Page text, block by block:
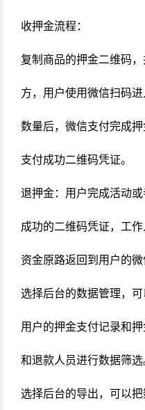
收押金流程：
复制商品的押金二维码
方，用户使用微信扫码
数量后，微信支付完成
支付成功二维码凭证。
退押金：用户完成活动
成功的二维码凭证，工
资金原路返回到用户的微
选择后台的数据管理，
用户的押金支付记录和
和退款人员进行数据筛选
选择后台的导出，可以把